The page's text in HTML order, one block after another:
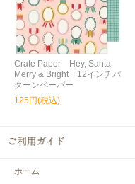
Crate Paper Hey, Santa
Merry & Bright 12インチパ
ターンペーパー
125円(税込)
ホーム